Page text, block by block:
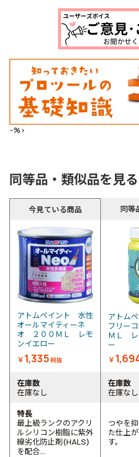
--%>
同等品・類似品を見る
今見ている商品 同等
アトムペイント 水性
オールマイティーネ
オ ２００ＭＬ レモ
ンイエロー
￥1,335税抜
アトム
フリー
ＭＬ レ
ー
￥
在庫数
在庫なし
在庫数
在庫なし
特長
最上級ランクのアクリ
ルシリコン樹脂に紫外
線劣化防止剤(HALS)
を配合...
つやを
た仕上
す。